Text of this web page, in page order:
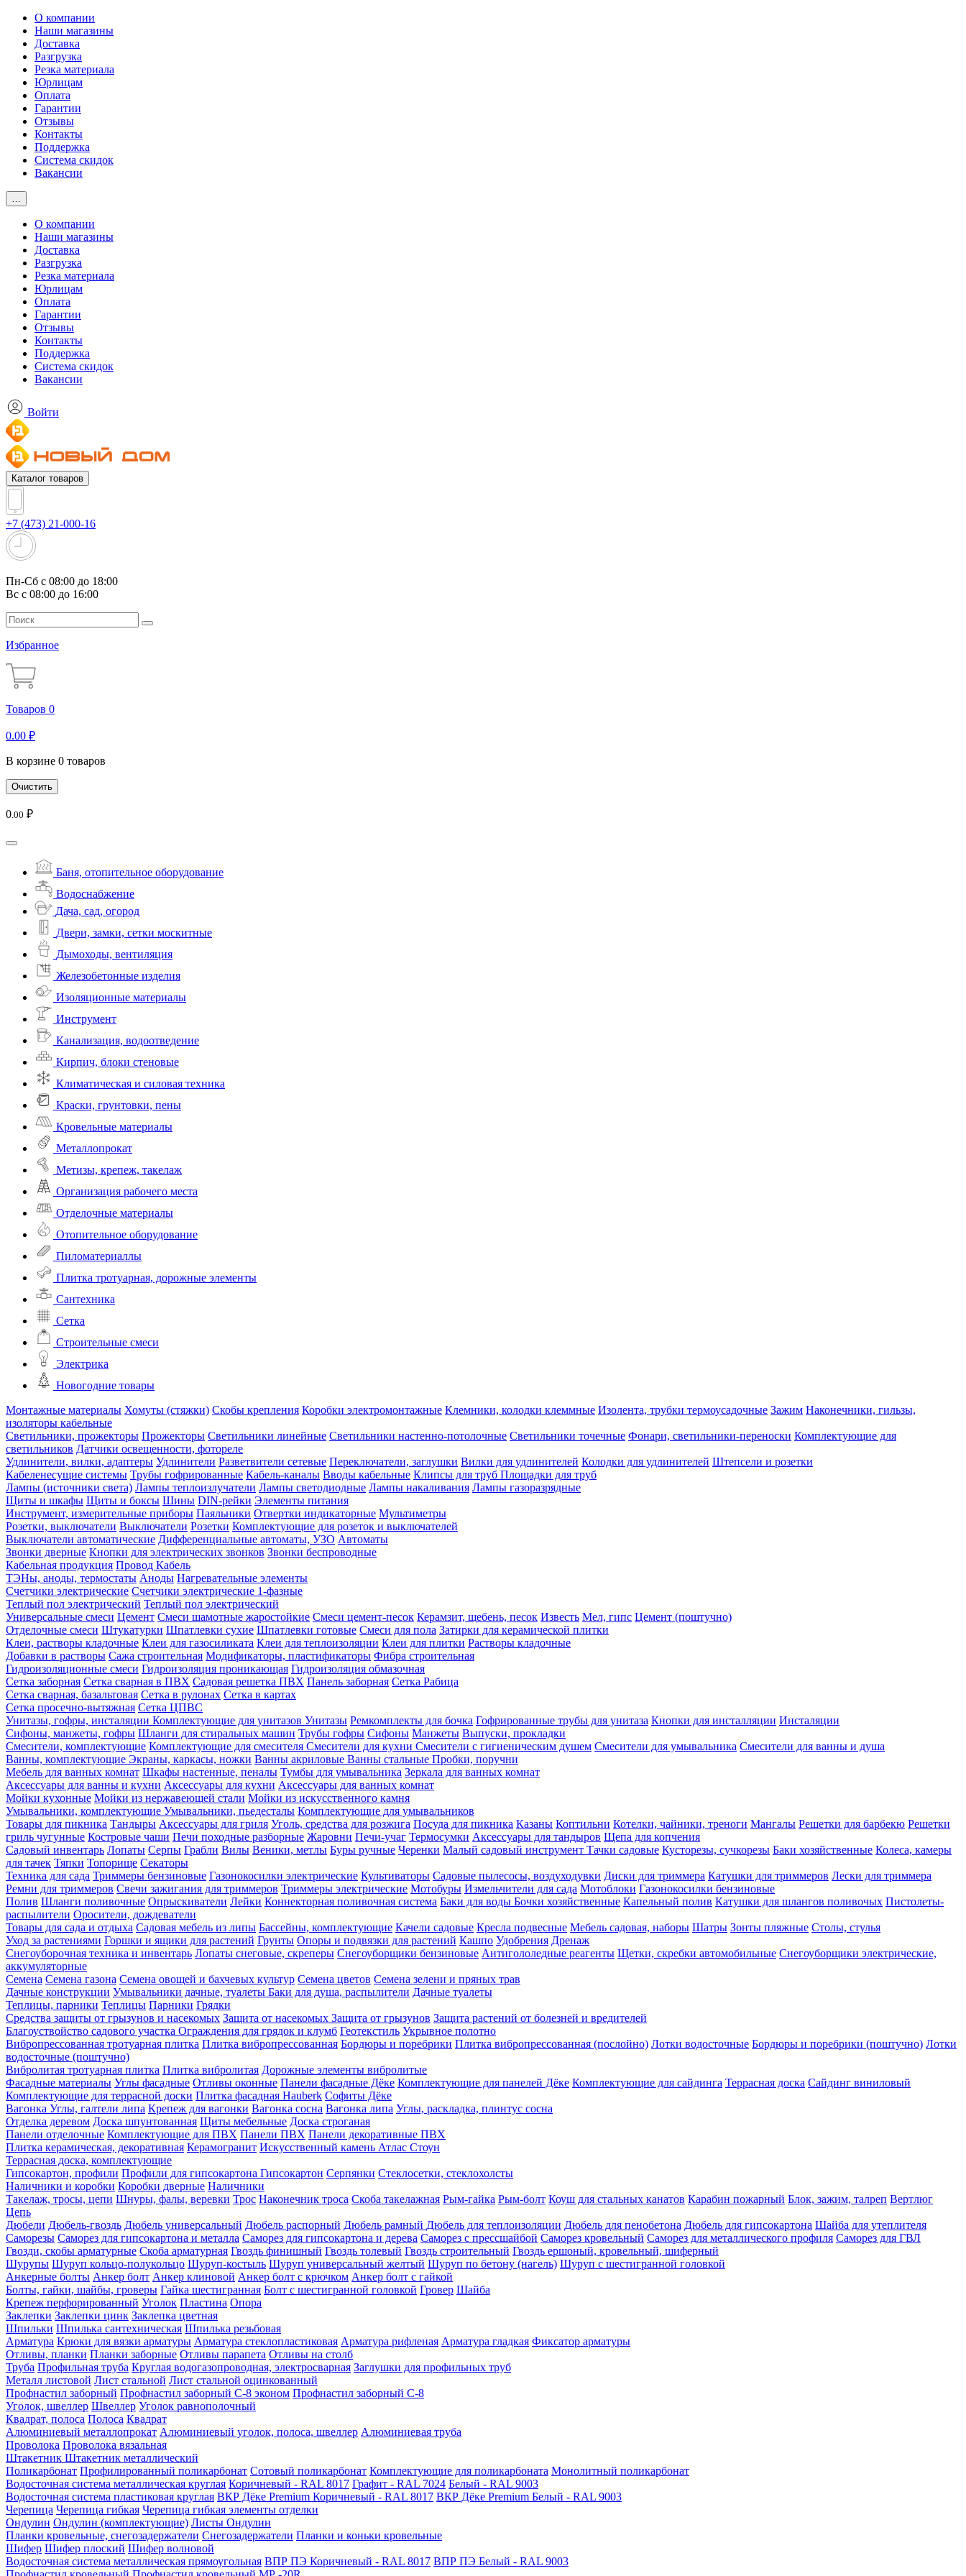
О компании
Наши магазины
Доставка
Разгрузка
Резка материала
Юрлицам
Оплата
Гарантии
Отзывы
Контакты
Поддержка
Система скидок
Вакансии
…
О компании
Наши магазины
Доставка
Разгрузка
Резка материала
Юрлицам
Оплата
Гарантии
Отзывы
Контакты
Поддержка
Система скидок
Вакансии
Войти
Каталог товаров
+7 (473) 21-000-16
Пн-Сб с 08:00 до 18:00
Вс с 08:00 до 16:00
Избранное
Товаров 0
0.00 ₽
В корзине 0 товаров
Очистить
0 .00 ₽
Баня, отопительное оборудование
Водоснабжение
Дача, сад, огород
Двери, замки, сетки москитные
Дымоходы, вентиляция
Железобетонные изделия
Изоляционные материалы
Инструмент
Канализация, водоотведение
Кирпич, блоки стеновые
Климатическая и силовая техника
Краски, грунтовки, пены
Кровельные материалы
Металлопрокат
Метизы, крепеж, такелаж
Организация рабочего места
Отделочные материалы
Отопительное оборудование
Пиломатериаллы
Плитка тротуарная, дорожные элементы
Сантехника
Сетка
Строительные смеси
Электрика
Новогодние товары
Монтажные материалы Хомуты (стяжки) Скобы крепления Коробки электромонтажные Клемники, колодки клеммные Изолента, трубки термоусадочные Зажим Наконечники, гильзы,
изоляторы кабельные
Светильники, прожекторы Прожекторы Светильники линейные Светильники настенно-потолочные Светильники точечные Фонари, светильники-переноски Комплектующие для
светильников Датчики освещенности, фотореле
Удлинители, вилки, адаптеры Удлинители Разветвители сетевые Переключатели, заглушки Вилки для удлинителей Колодки для удлинителей Штепсели и розетки
Кабеленесущие системы Трубы гофрированные Кабель-каналы Вводы кабельные Клипсы для труб Площадки для труб
Лампы (источники света) Лампы теплоизлучатели Лампы светодиодные Лампы накаливания Лампы газоразрядные
Щиты и шкафы Щиты и боксы Шины DIN-рейки Элементы питания
Инструмент, измерительные приборы Паяльники Отвертки индикаторные Мультиметры
Розетки, выключатели Выключатели Розетки Комплектующие для розеток и выключателей
Выключатели автоматические Дифференциальные автоматы, УЗО Автоматы
Звонки дверные Кнопки для электрических звонков Звонки беспроводные
Кабельная продукция Провод Кабель
ТЭНы, аноды, термостаты Аноды Нагревательные элементы
Счетчики электрические Счетчики электрические 1-фазные
Теплый пол электрический Теплый пол электрический
Универсальные смеси Цемент Смеси шамотные жаростойкие Смеси цемент-песок Керамзит, щебень, песок Известь Мел, гипс Цемент (поштучно)
Отделочные смеси Штукатурки Шпатлевки сухие Шпатлевки готовые Смеси для пола Затирки для керамической плитки
Клеи, растворы кладочные Клеи для газосиликата Клеи для теплоизоляции Клеи для плитки Растворы кладочные
Добавки в растворы Сажа строительная Модификаторы, пластификаторы Фибра строительная
Гидроизоляционные смеси Гидроизоляция проникающая Гидроизоляция обмазочная
Сетка заборная Сетка сварная в ПВХ Садовая решетка ПВХ Панель заборная Сетка Рабица
Сетка сварная, базальтовая Сетка в рулонах Сетка в картах
Сетка просечно-вытяжная Сетка ЦПВС
Унитазы, гофры, инсталяции Комплектующие для унитазов Унитазы Ремкомплекты для бочка Гофрированные трубы для унитаза Кнопки для инсталляции Инсталяции
Сифоны, манжеты, гофры Шланги для стиральных машин Трубы гофры Сифоны Манжеты Выпуски, прокладки
Смесители, комплектующие Комплектующие для смесителя Смесители для кухни Смесители с гигиеническим душем Смесители для умывальника Смесители для ванны и душа
Ванны, комплектующие Экраны, каркасы, ножки Ванны акриловые Ванны стальные Пробки, поручни
Мебель для ванных комнат Шкафы настенные, пеналы Тумбы для умывальника Зеркала для ванных комнат
Аксессуары для ванны и кухни Аксессуары для кухни Аксессуары для ванных комнат
Мойки кухонные Мойки из нержавеющей стали Мойки из искусственного камня
Умывальники, комплектующие Умывальники, пьедесталы Комплектующие для умывальников
Товары для пикника Тандыры Аксессуары для гриля Уголь, средства для розжига Посуда для пикника Казаны Коптильни Котелки, чайники, треноги Мангалы Решетки для барбекю Решетки
гриль чугунные Костровые чаши Печи походные разборные Жаровни Печи-учаг Термосумки Аксессуары для тандыров Щепа для копчения
Садовый инвентарь Лопаты Серпы Грабли Вилы Веники, метлы Буры ручные Черенки Малый садовый инструмент Тачки садовые Кусторезы, сучкорезы Баки хозяйственные Колеса, камеры
для тачек Тяпки Топорище Секаторы
Техника для сада Триммеры бензиновые Газонокосилки электрические Культиваторы Садовые пылесосы, воздуходувки Диски для триммера Катушки для триммеров Лески для триммера
Ремни для триммеров Свечи зажигания для триммеров Триммеры электрические Мотобуры Измельчители для сада Мотоблоки Газонокосилки бензиновые
Полив Шланги поливочные Опрыскиватели Лейки Коннекторная поливочная система Баки для воды Бочки хозяйственные Капельный полив Катушки для шлангов поливочых Пистолеты-
распылители Оросители, дождеватели
Товары для сада и отдыха Садовая мебель из липы Бассейны, комплектующие Качели садовые Кресла подвесные Мебель садовая, наборы Шатры Зонты пляжные Столы, стулья
Уход за растениями Горшки и ящики для растений Грунты Опоры и подвязки для растений Кашпо Удобрения Дренаж
Снегоуборочная техника и инвентарь Лопаты снеговые, скреперы Снегоуборщики бензиновые Антигололедные реагенты Щетки, скребки автомобильные Снегоуборщики электрические,
аккумуляторные
Семена Семена газона Семена овощей и бахчевых культур Семена цветов Семена зелени и пряных трав
Дачные конструкции Умывальники дачные, туалеты Баки для душа, распылители Дачные туалеты
Теплицы, парники Теплицы Парники Грядки
Средства защиты от грызунов и насекомых Защита от насекомых Защита от грызунов Защита растений от болезней и вредителей
Благоуствойство садового участка Ограждения для грядок и клумб Геотекстиль Укрывное полотно
Вибропрессованная тротуарная плитка Плитка вибропрессованная Бордюры и поребрики Плитка вибропрессованная (послойно) Лотки водосточные Бордюры и поребрики (поштучно) Лотки
водосточные (поштучно)
Вибролитая тротуарная плитка Плитка вибролитая Дорожные элементы вибролитые
Фасадные материалы Углы фасадные Отливы оконные Панели фасадные Дёке Комплектующие для панелей Дёке Комплектующие для сайдинга Террасная доска Сайдинг виниловый
Комплектующие для террасной доски Плитка фасадная Hauberk Софиты Дёке
Вагонка Углы, галтели липа Крепеж для вагонки Вагонка сосна Вагонка липа Углы, раскладка, плинтус сосна
Отделка деревом Доска шпунтованная Щиты мебельные Доска строганая
Панели отделочные Комплектующие для ПВХ Панели ПВХ Панели декоративные ПВХ
Плитка керамическая, декоративная Керамогранит Искусственный камень Атлас Стоун
Террасная доска, комплектующие
Гипсокартон, профили Профили для гипсокартона Гипсокартон Серпянки Стеклосетки, стеклохолсты
Наличники и коробки Коробки дверные Наличники
Такелаж, тросы, цепи Шнуры, фалы, веревки Трос Наконечник троса Скоба такелажная Рым-гайка Рым-болт Коуш для стальных канатов Карабин пожарный Блок, зажим, талреп Вертлюг
Цепь
Дюбели Дюбель-гвоздь Дюбель универсальный Дюбель распорный Дюбель рамный Дюбель для теплоизоляции Дюбель для пенобетона Дюбель для гипсокартона Шайба для утеплителя
Саморезы Саморез для гипсокартона и металла Саморез для гипсокартона и дерева Саморез с прессшайбой Саморез кровельный Саморез для металлического профиля Саморез для ГВЛ
Гвозди, скобы арматурные Скоба арматурная Гвоздь финишный Гвоздь толевый Гвоздь строительный Гвоздь ершоный, кровельный, шиферный
Шурупы Шуруп кольцо-полукольцо Шуруп-костыль Шуруп универсальный желтый Шуруп по бетону (нагель) Шуруп с шестигранной головкой
Анкерные болты Анкер болт Анкер клиновой Анкер болт с крючком Анкер болт с гайкой
Болты, гайки, шайбы, гроверы Гайка шестигранная Болт c шестигранной головкой Гровер Шайба
Крепеж перфорированный Уголок Пластина Опора
Заклепки Заклепки цинк Заклепка цветная
Шпильки Шпилька сантехническая Шпилька резьбовая
Арматура Крюки для вязки арматуры Арматура стеклопластиковая Арматура рифленая Арматура гладкая Фиксатор арматуры
Отливы, планки Планки заборные Отливы парапета Отливы на столб
Труба Профильная труба Круглая водогазопроводная, электросварная Заглушки для профильных труб
Металл листовой Лист стальной Лист стальной оцинкованный
Профнастил заборный Профнастил заборный С-8 эконом Профнастил заборный С-8
Уголок, швеллер Швеллер Уголок равнополочный
Квадрат, полоса Полоса Квадрат
Алюминиевый металлопрокат Алюминиевый уголок, полоса, швеллер Алюминиевая труба
Проволока Проволока вязальная
Штакетник Штакетник металлический
Поликарбонат Профилированный поликарбонат Сотовый поликарбонат Комплектующие для поликарбоната Монолитный поликарбонат
Водосточная система металлическая круглая Коричневый - RAL 8017 Графит - RAL 7024 Белый - RAL 9003
Водосточная система пластиковая круглая ВКР Дёке Premium Коричневый - RAL 8017 ВКР Дёке Premium Белый - RAL 9003
Черепица Черепица гибкая Черепица гибкая элементы отделки
Ондулин Ондулин (комплектующие) Листы Ондулин
Планки кровельные, снегозадержатели Снегозадержатели Планки и коньки кровельные
Шифер Шифер плоский Шифер волновой
Водосточная система металлическая прямоугольная ВПР ПЭ Коричневый - RAL 8017 ВПР ПЭ Белый - RAL 9003